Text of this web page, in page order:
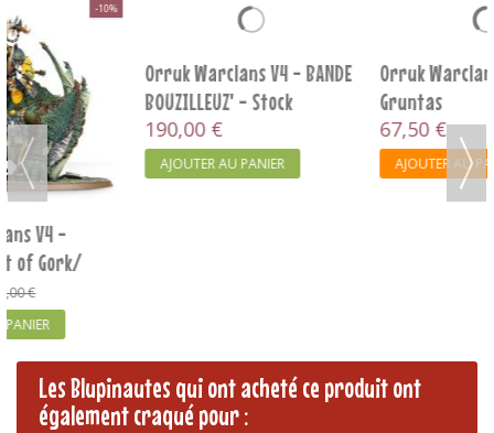
Orruk Warclans V4 - BANDE
BOUZILLEUZ' - Stock
Garantis et...
190,00 €
AJOUTER AU PANIER
Orruk Warclans V4 - Gore
Gruntas
AJOUTER AU PANIER
Les Blupinautes qui ont acheté ce produit ont
également craqué pour :